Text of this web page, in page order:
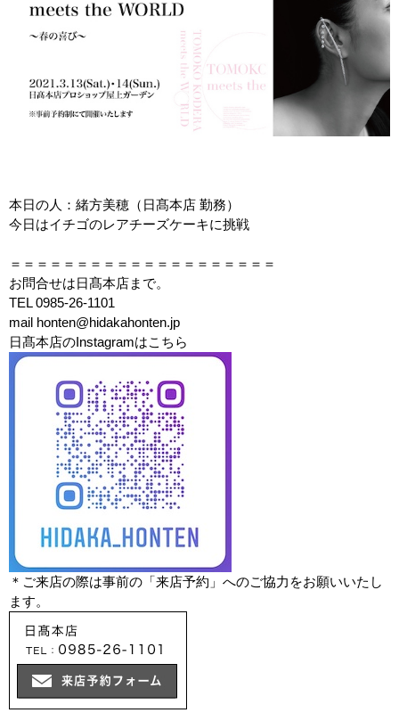
本日の人：緒方美穂（日髙本店 勤務）
今日はイチゴのレアチーズケーキに挑戦
＝＝＝＝＝＝＝＝＝＝＝＝＝＝＝＝＝＝＝＝
お問合せは日髙本店まで。
TEL 0985-26-1101
mail honten@hidakahonten.jp
日髙本店のInstagramはこちら
＊ご来店の際は事前の「来店予約」へのご協力をお願いいたし
ます。